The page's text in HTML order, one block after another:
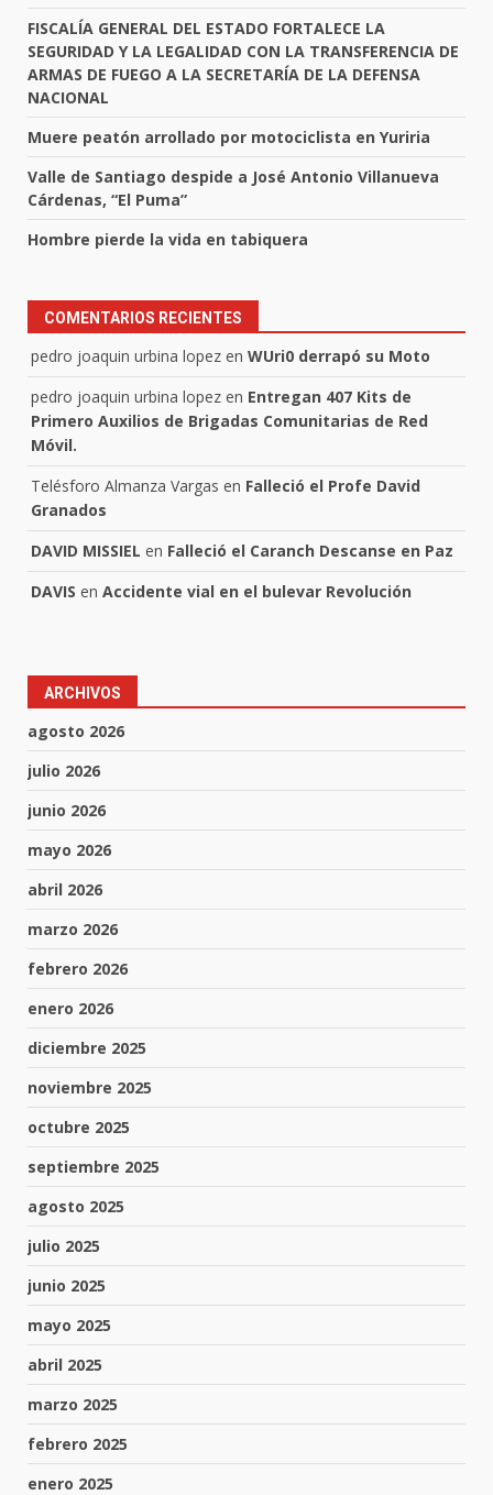
FISCALÍA GENERAL DEL ESTADO FORTALECE LA
SEGURIDAD Y LA LEGALIDAD CON LA TRANSFERENCIA DE
ARMAS DE FUEGO A LA SECRETARÍA DE LA DEFENSA
NACIONAL
Muere peatón arrollado por motociclista en Yuriria
Valle de Santiago despide a José Antonio Villanueva
Cárdenas, “El Puma”
Hombre pierde la vida en tabiquera
COMENTARIOS RECIENTES
pedro joaquin urbina lopez en WUri0 derrapó su Moto
pedro joaquin urbina lopez en Entregan 407 Kits de
Primero Auxilios de Brigadas Comunitarias de Red
Móvil.
Telésforo Almanza Vargas en Falleció el Profe David
Granados
DAVID MISSIEL en Falleció el Caranch Descanse en Paz
DAVIS en Accidente vial en el bulevar Revolución
ARCHIVOS
agosto 2026
julio 2026
junio 2026
mayo 2026
abril 2026
marzo 2026
febrero 2026
enero 2026
diciembre 2025
noviembre 2025
octubre 2025
septiembre 2025
agosto 2025
julio 2025
junio 2025
mayo 2025
abril 2025
marzo 2025
febrero 2025
enero 2025